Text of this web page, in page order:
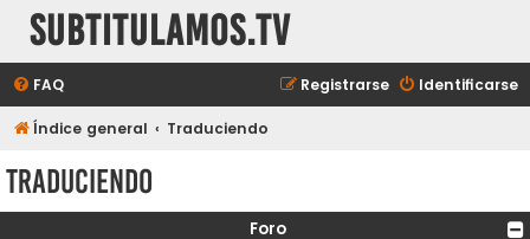
subtitulamos.tv
FAQ Identificarse
Registrarse
Índice general Traduciendo
Traduciendo
Foro